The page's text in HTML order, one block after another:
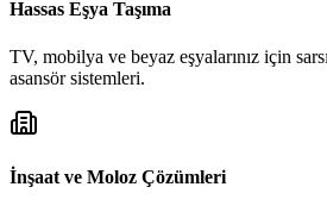
Hassas Eşya Taşıma
TV, mobilya ve beyaz eşyalarınız için
asansör sistemleri.
İnşaat ve Moloz Çözümleri